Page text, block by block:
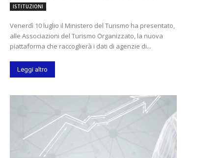
ISTITUZIONI
Venerdì 10 luglio il Ministero del Turismo ha presentato,
alle Associazioni del Turismo Organizzato, la nuova
piattaforma che raccoglierà i dati di agenzie di...
Leggi altro